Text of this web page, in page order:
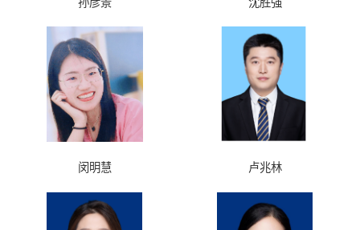
闵明慧 卢兆林